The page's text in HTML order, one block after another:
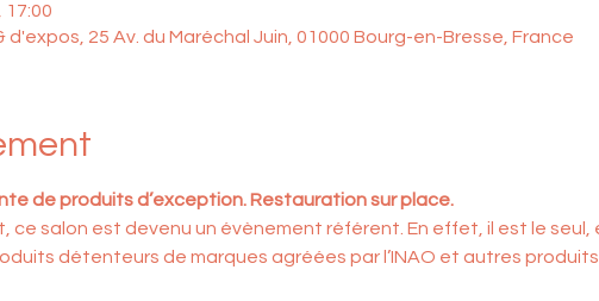
17:00
d'expos, 25 Av. du Maréchal Juin, 01000 Bourg-en-Bresse, France
de produits d’exception. Restauration sur place.
ce salon est devenu un évènement référent. En effet, il est le seul,
détenteurs de marques agréées par l’INAO et autres produits